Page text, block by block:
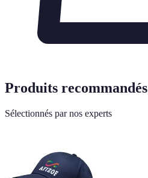
Produits recommandés
Sélectionnés par nos experts